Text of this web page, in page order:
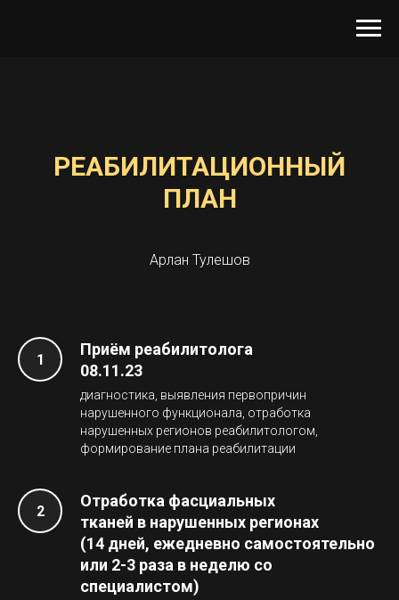
РЕАБИЛИТАЦИОННЫЙ
ПЛАН
Арлан Тулешов
Приём реабилитолога
08.11.23
диагностика, выявления первопричин
нарушенного функционала, отработка
нарушенных регионов реабилитологом,
формирование плана реабилитации
Отработка фасциальных
тканей в нарушенных регионах
(14 дней, ежедневно самостоятельно
или 2-3 раза в неделю со
специалистом)